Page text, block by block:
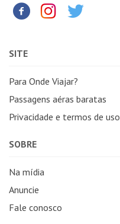
SITE
Para Onde Viajar?
Passagens aéras baratas
Privacidade e termos de uso
SOBRE
Na mídia
Anuncie
Fale conosco